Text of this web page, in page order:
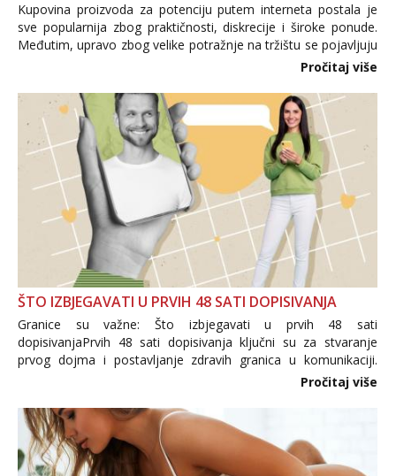
Kupovina proizvoda za potenciju putem interneta postala je
sve popularnija zbog praktičnosti, diskrecije i široke ponude.
Međutim, upravo zbog velike potražnje na tržištu se pojavljuju
i brojni krivotvoreni proizvodi, nepouzdane internetske
Pročitaj više
ŠTO IZBJEGAVATI U PRVIH 48 SATI DOPISIVANJA
Granice su važne: Što izbjegavati u prvih 48 sati
dopisivanjaPrvih 48 sati dopisivanja ključni su za stvaranje
prvog dojma i postavljanje zdravih granica u komunikaciji.
Važno je izbjeći prebrzo otkrivanje osobnih ili intimnih
informacija, jer nepoznata osoba još nije zaslužila to
povjerenje. Takođe...
Pročitaj više